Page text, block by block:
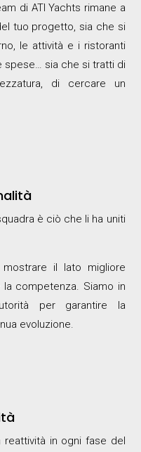
di ATI Yachts rimane a
tuo progetto, sia che si
le attività e i ristoranti
spese… sia che si tratti di
di cercare un
è ciò che li ha uniti
mostrare il lato migliore
competenza. Siamo in
per garantire la
evoluzione.
reattività in ogni fase del